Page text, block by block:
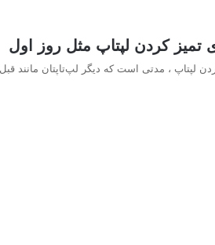
تمیز کردن لپتاپ مثل روز اول
لپتاپ ، مدتی است که دیگر لپ‌تاپتان